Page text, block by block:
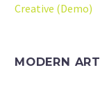
Creative (Demo)
MODERN ART